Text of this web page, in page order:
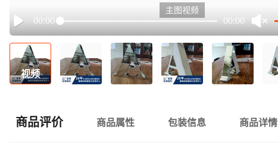
Play
00:00 00:00
主图视频
视频
商品评价 商品属性 包装信息 商品详情